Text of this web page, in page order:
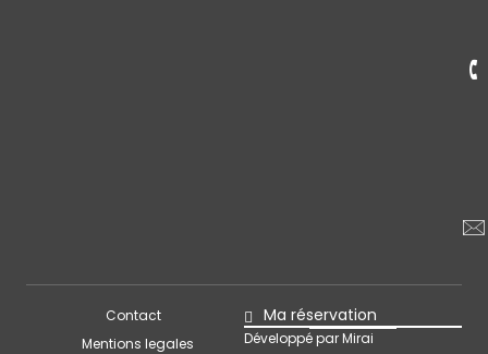
Contact
Mentions legales
Ma réservation
Développé parMirai